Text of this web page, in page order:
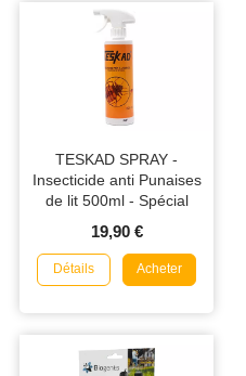
TESKAD SPRAY -
Insecticide anti Punaises
de lit 500ml - Spécial
19,90 €
Détails Acheter